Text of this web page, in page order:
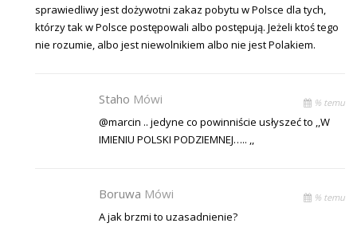
sprawiedliwy jest dożywotni zakaz pobytu w Polsce dla tych,
którzy tak w Polsce postępowali albo postępują. Jeżeli ktoś tego
nie rozumie, albo jest niewolnikiem albo nie jest Polakiem.
Staho Mówi % temu
@marcin .. jedyne co powinniście usłyszeć to ,,W
IMIENIU POLSKI PODZIEMNEJ….. ,,
Boruwa Mówi % temu
A jak brzmi to uzasadnienie?